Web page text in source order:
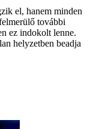
el, hanem minden
további
ez indokolt lenne.
helyzetben beadja